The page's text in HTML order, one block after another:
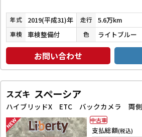
年式 2019(平成31)年 走行 5.6万km
車検 車検整備付 色 ライトブルー
お問い合わせ
スズキ スペーシア
支払総額(税込)
中古車